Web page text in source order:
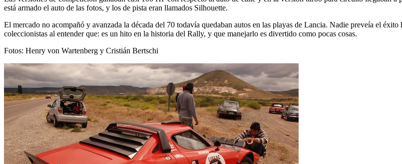
está armado el auto de las fotos, y los de pista eran llamados Silhouette.
El mercado no acompañó y avanzada la década del 70 todavía quedaban autos en las playas de Lancia. Nadie preveía el
coleccionistas al entender que: es un hito en la historia del Rally, y que manejarlo es divertido como pocas cosas.
Fotos: Henry von Wartenberg y Cristián Bertschi